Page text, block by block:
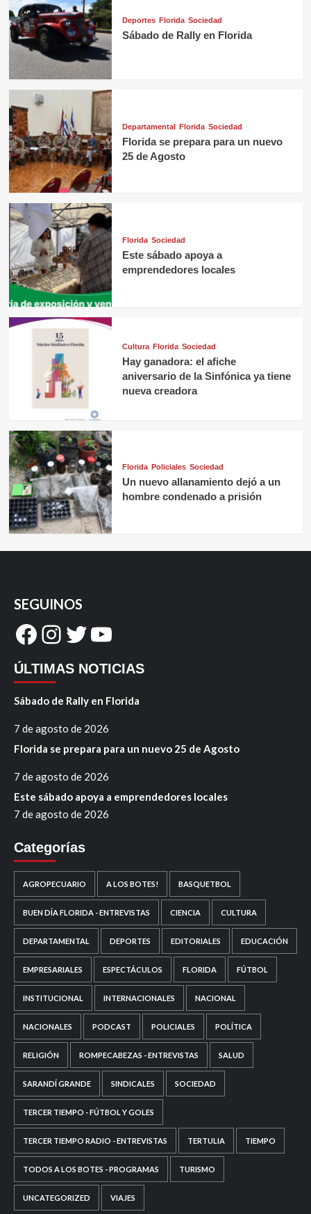
Deportes Florida Sociedad
Sábado de Rally en Florida
Departamental Florida Sociedad
Florida se prepara para un nuevo
25 de Agosto
Florida Sociedad
Este sábado apoya a
emprendedores locales
Cultura Florida Sociedad
Hay ganadora: el afiche
aniversario de la Sinfónica ya tiene
nueva creadora
Florida Policiales Sociedad
Un nuevo allanamiento dejó a un
hombre condenado a prisión
SEGUINOS
Facebook
Instagram
Twitter
YouTube
ÚLTIMAS NOTICIAS
Sábado de Rally en Florida
7 de agosto de 2026
Florida se prepara para un nuevo 25 de Agosto
7 de agosto de 2026
Este sábado apoya a emprendedores locales
7 de agosto de 2026
Categorías
AGROPECUARIO A LOS BOTES! BASQUETBOL
BUEN DÍA FLORIDA - ENTREVISTAS CIENCIA CULTURA
DEPARTAMENTAL DEPORTES EDITORIALES EDUCACIÓN
EMPRESARIALES ESPECTÁCULOS FLORIDA FÚTBOL
INSTITUCIONAL INTERNACIONALES NACIONAL
NACIONALES PODCAST POLICIALES POLÍTICA
RELIGIÓN ROMPECABEZAS - ENTREVISTAS SALUD
SARANDÍ GRANDE SINDICALES SOCIEDAD
TERCER TIEMPO - FÚTBOL Y GOLES
TERCER TIEMPO RADIO - ENTREVISTAS TERTULIA TIEMPO
TODOS A LOS BOTES - PROGRAMAS TURISMO
UNCATEGORIZED VIAJES